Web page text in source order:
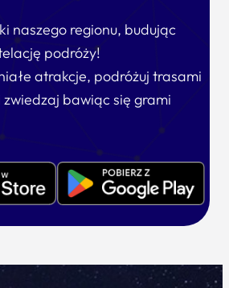
naszego regionu, budując
podróży!
atrakcje, podróżuj trasami
zwiedzaj bawiąc się grami